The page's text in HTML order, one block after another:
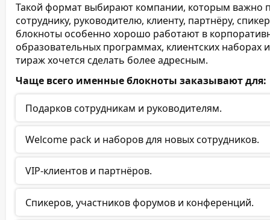
Такой формат выбирают компании, которым важно
сотруднику, руководителю, клиенту, партнёру,
блокноты особенно хорошо работают в
образовательных программах, клиентских наборах
тираж хочется сделать более адресным.
Чаще всего именные блокноты заказывают для:
Подарков сотрудникам и руководителям.
Welcome pack и наборов для новых сотрудников.
VIP-клиентов и партнёров.
Спикеров, участников форумов и конференций.